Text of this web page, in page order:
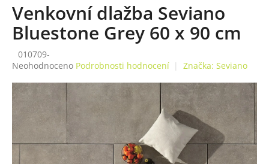
Venkovní dlažba Seviano
Bluestone Grey 60 x 90 cm
010709-
Průměrné
produktu
je
hvězdiček.
Neohodnoceno Podrobnosti hodnocení Značka: Seviano